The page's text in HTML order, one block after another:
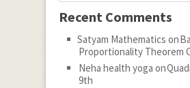
Recent Comments
Satyam Mathematics on
Proportionality Theorem
Neha health yoga on
9th